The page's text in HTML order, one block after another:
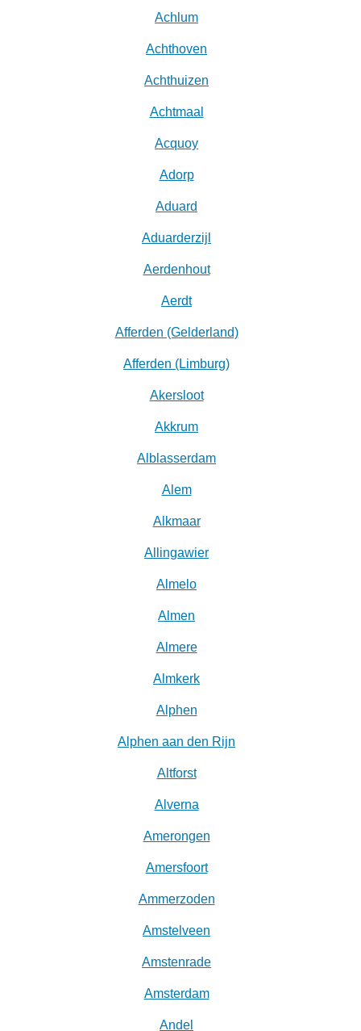
Achlum
Achthoven
Achthuizen
Achtmaal
Acquoy
Adorp
Aduard
Aduarderzijl
Aerdenhout
Aerdt
Afferden (Gelderland)
Afferden (Limburg)
Akersloot
Akkrum
Alblasserdam
Alem
Alkmaar
Allingawier
Almelo
Almen
Almere
Almkerk
Alphen
Alphen aan den Rijn
Altforst
Alverna
Amerongen
Amersfoort
Ammerzoden
Amstelveen
Amstenrade
Amsterdam
Andel